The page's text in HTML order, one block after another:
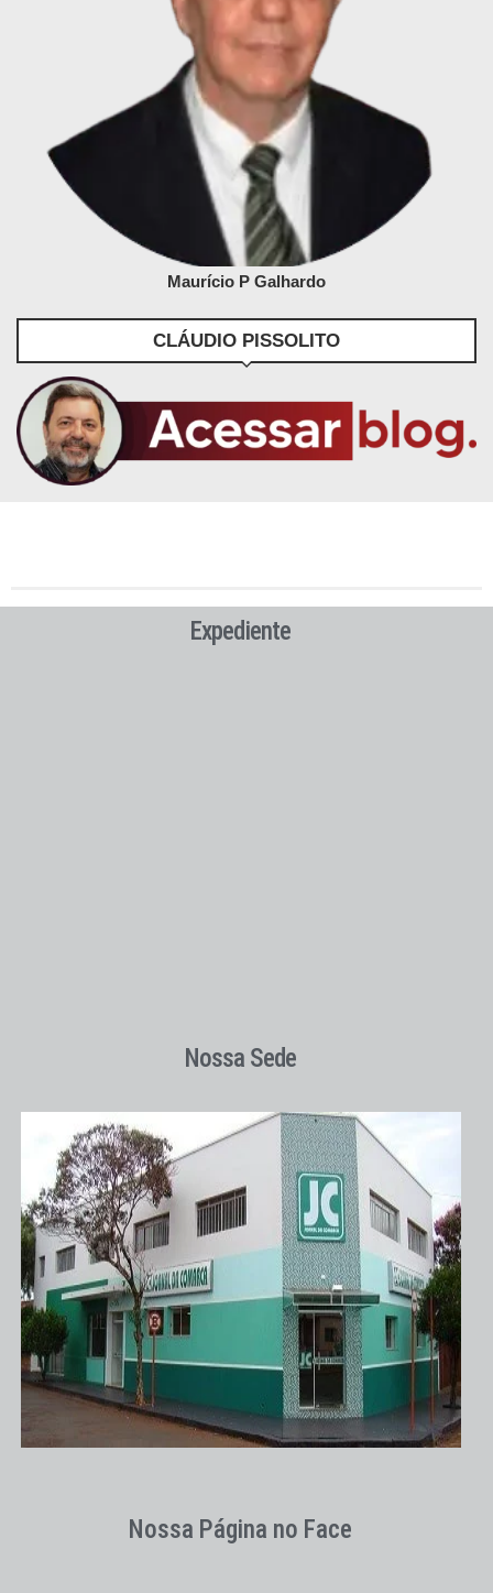
Maurício P Galhardo
CLÁUDIO PISSOLITO
Expediente
Nossa Sede
Nossa Página no Face